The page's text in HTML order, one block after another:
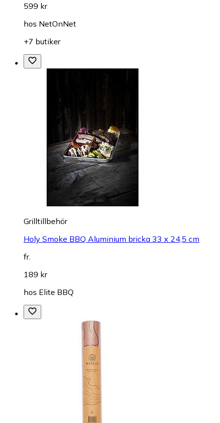
599 kr
hos NetOnNet
+7 butiker
Grilltillbehör
Holy Smoke BBQ Aluminium bricka 33 x 24,5 cm
fr.
189 kr
hos Elite BBQ